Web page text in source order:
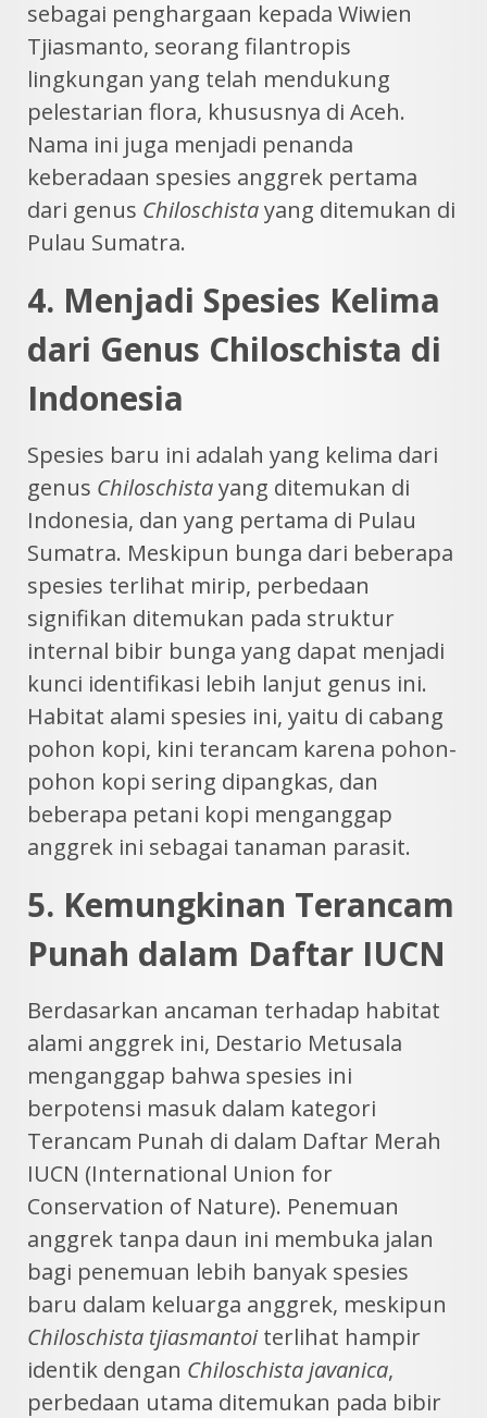
sebagai penghargaan kepada Wiwien
Tjiasmanto, seorang filantropis
lingkungan yang telah mendukung
pelestarian flora, khususnya di Aceh.
Nama ini juga menjadi penanda
keberadaan spesies anggrek pertama
dari genus Chiloschistayang ditemukan di
Pulau Sumatra.
4. Menjadi Spesies Kelima
dari Genus Chiloschista di
Indonesia
Spesies baru ini adalah yang kelima dari
genus Chiloschistayang ditemukan di
Indonesia, dan yang pertama di Pulau
Sumatra. Meskipun bunga dari beberapa
spesies terlihat mirip, perbedaan
signifikan ditemukan pada struktur
internal bibir bunga yang dapat menjadi
kunci identifikasi lebih lanjut genus ini.
Habitat alami spesies ini, yaitu di cabang
pohon kopi, kini terancam karena pohon-
pohon kopi sering dipangkas, dan
beberapa petani kopi menganggap
anggrek ini sebagai tanaman parasit.
5. Kemungkinan Terancam
Punah dalam Daftar IUCN
Berdasarkan ancaman terhadap habitat
alami anggrek ini, Destario Metusala
menganggap bahwa spesies ini
berpotensi masuk dalam kategori
Terancam Punah di dalam Daftar Merah
IUCN (International Union for
Conservation of Nature). Penemuan
anggrek tanpa daun ini membuka jalan
bagi penemuan lebih banyak spesies
baru dalam keluarga anggrek, meskipun
Chiloschista tjiasmantoiterlihat hampir
identik dengan Chiloschista javanica,
perbedaan utama ditemukan pada bibir